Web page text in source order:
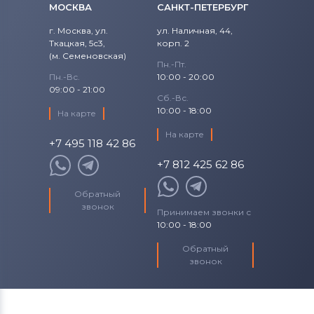
Все бренды
Аккумуляторы для шуруповертов
Makita
Аккумуляторы для шуруповертов
Аккумуляторы для шуруповертов
Panasonic
Аккумуляторы для шуруповертов
DC385K
DC385KB
DC385KL
DC385N
DC390
DC390K
МОСКВА
г. Москва, ул.
Ткацкая, 5с3,
(м. Семеновская)
Пн.-Вс.
09:00 - 21:00
На карте
+7 495 118 42 86
Обратный
звонок
САНКТ-ПЕТЕРБУРГ
ул. Наличная, 44,
корп. 2
Пн.-Пт.
10:00 - 20:00
Сб.-Вс.
10:00 - 18:00
На карте
+7 812 425 62 86
Принимаем звонки с
10:00 - 18:00
Обратный
звонок